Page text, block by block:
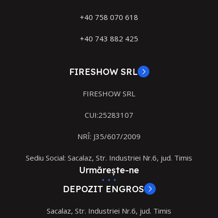
+40 758 070 618
+40 743 882 425
FIRESHOW SRL
FIRESHOW SRL
CUI:25283107
NRÎ: J35/607/2009
Sediu Social: Sacalaz, Str. Industriei Nr.6, jud. Timis
Urmărește-ne
DEPOZIT ENGROS
Sacalaz, Str. Industriei Nr.6, jud. Timis